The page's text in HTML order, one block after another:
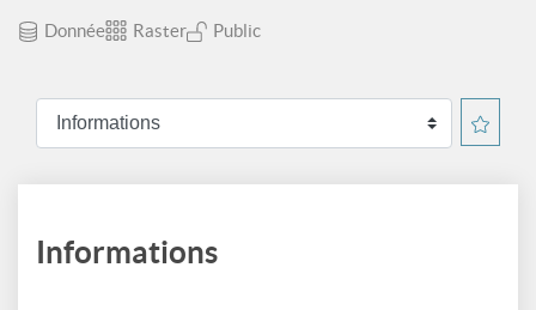
Donnée Raster Public
Informations